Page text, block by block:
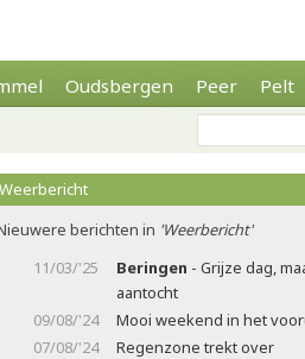
Oudsbergen Peer Pelt
Weerbericht
berichten in 'Weerbericht'
11/03/'25
Beringen - Grijze dag,
aantocht
09/08/'24
Mooi weekend in het
07/08/'24
Regenzone trekt over